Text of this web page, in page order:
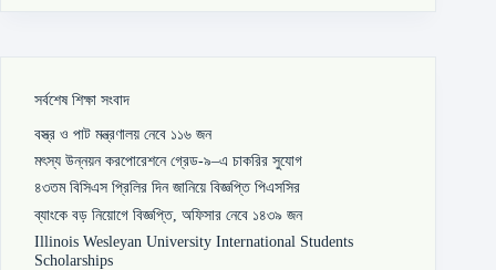
সর্বশেষ শিক্ষা সংবাদ
বস্ত্র ও পাট মন্ত্রণালয় নেবে ১১৬ জন
মৎস্য উন্নয়ন করপোরেশনে গ্রেড-৯–এ চাকরির সুযোগ
৪৩তম বিসিএস প্রিলির দিন জানিয়ে বিজ্ঞপ্তি পিএসসির
ব্যাংকে বড় নিয়োগে বিজ্ঞপ্তি, অফিসার নেবে ১৪৩৯ জন
Illinois Wesleyan University International Students
Scholarships